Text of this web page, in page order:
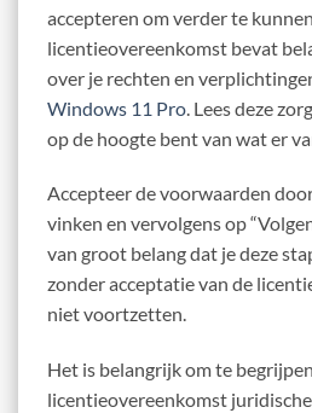
accepteren om verder te
licentieovereenkomst bevat
over je rechten en
Windows 11 Pro . Lees deze
op de hoogte bent van wat er
Accepteer de voorwaarden
vinken en vervolgens op
van groot belang dat je deze
zonder acceptatie van de
niet voortzetten.
Het is belangrijk om te
licentieovereenkomst